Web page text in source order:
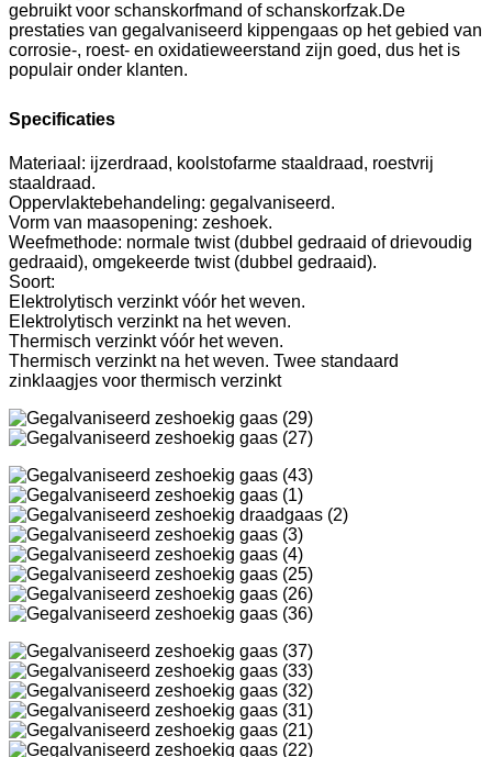
gebruikt voor schanskorfmand of schanskorfzak.De
prestaties van gegalvaniseerd kippengaas op het gebied van
corrosie-, roest- en oxidatieweerstand zijn goed, dus het is
populair onder klanten.
Specificaties
Materiaal: ijzerdraad, koolstofarme staaldraad, roestvrij
staaldraad.
Oppervlaktebehandeling: gegalvaniseerd.
Vorm van maasopening: zeshoek.
Weefmethode: normale twist (dubbel gedraaid of drievoudig
gedraaid), omgekeerde twist (dubbel gedraaid).
Soort:
Elektrolytisch verzinkt vóór het weven.
Elektrolytisch verzinkt na het weven.
Thermisch verzinkt vóór het weven.
Thermisch verzinkt na het weven. Twee standaard
zinklaagjes voor thermisch verzinkt